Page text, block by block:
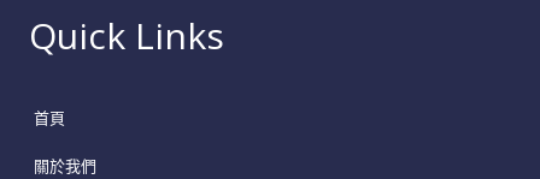
Quick Links
首頁
關於我們